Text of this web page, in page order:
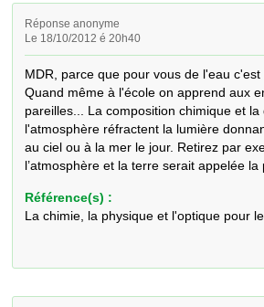
Réponse anonyme
Le 18/10/2012 é 20h40
MDR, parce que pour vous de l'eau c'est
Quand même à l'école on apprend aux
pareilles... La composition chimique et la
l'atmosphère réfractent la lumière
au ciel ou à la mer le jour. Retirez par
l’atmosphère et la terre serait appelée la
Référence(s) :
La chimie, la physique et l'optique pour